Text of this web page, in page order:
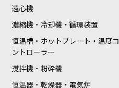
遠心機
濃縮機・冷却機・循環装置
恒温槽・ホットプレート・温度コ
ントローラー
撹拌機・粉砕機
恒温器・乾燥器・電気炉